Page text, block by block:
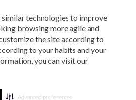
similar technologies to improve
browsing more agile and
the site according to
to your habits and your
you can visit our
Advanced preferences
os direitos reservados - A loja Estoque reserva-
informações como: preços, promoções e
feriados. Veste S.A Estilo. Rua Othão, 405, Vila